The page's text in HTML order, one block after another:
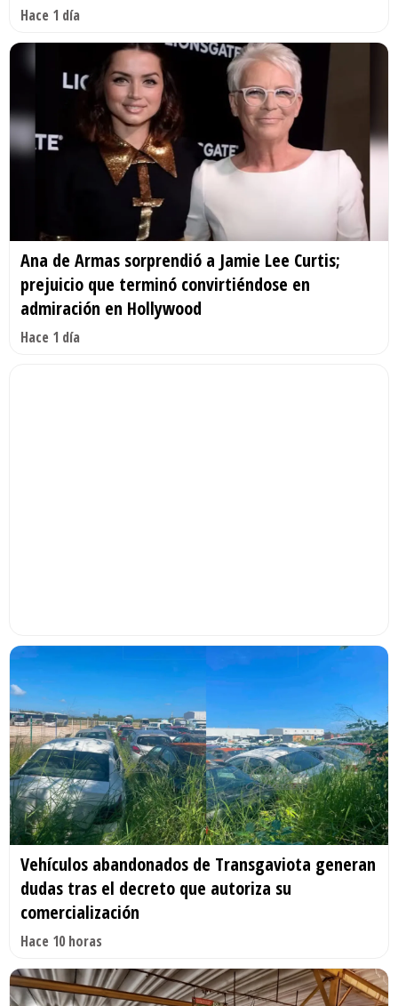
Hace 1 día
Ana de Armas sorprendió a Jamie Lee Curtis;
prejuicio que terminó convirtiéndose en
admiración en Hollywood
Hace 1 día
Vehículos abandonados de Transgaviota generan
dudas tras el decreto que autoriza su
comercialización
Hace 10 horas